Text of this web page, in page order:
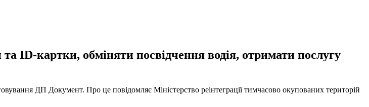
ID-картки, обміняти посвідчення водія, отримати послугу
ДП Документ. Про це повідомляє Міністерство реінтеграції тимчасово окупованих територій